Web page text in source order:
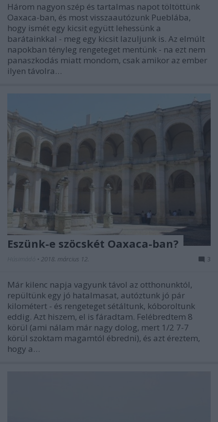
Három nagyon szép és tartalmas napot töltöttünk
Oaxaca-ban, és most visszaautózunk Pueblába,
hogy ismét egy kicsit együtt lehessünk a
barátainkkal - meg egy kicsit lazuljunk is. Az elmúlt
napokban tényleg rengeteget mentünk - na ezt nem
panaszkodás miatt mondom, csak amikor az ember
ilyen távolra…
Eszünk-e szöcskét Oaxaca-ban?
• 2018. március 12. 3
Már kilenc napja vagyunk távol az otthonunktól,
repültünk egy jó hatalmasat, autóztunk jó pár
kilométert - és rengeteget sétáltunk, kóboroltunk
eddig. Azt hiszem, el is fáradtam. Felébredtem 8
körül (ami nálam már nagy dolog, mert 1/2 7-7
körül szoktam magamtól ébredni), és azt éreztem,
hogy a…